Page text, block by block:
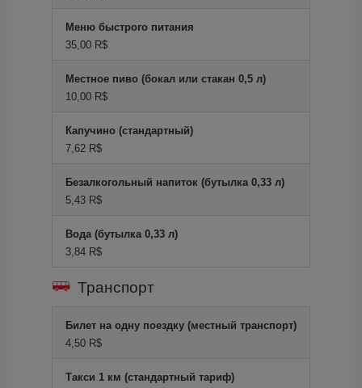
Меню быстрого питания
35,00 R$
Местное пиво (бокал или стакан 0,5 л)
10,00 R$
Капучино (стандартный)
7,62 R$
Безалкогольный напиток (бутылка 0,33 л)
5,43 R$
Вода (бутылка 0,33 л)
3,84 R$
Транспорт
Билет на одну поездку (местный транспорт)
4,50 R$
Такси 1 км (стандартный тариф)